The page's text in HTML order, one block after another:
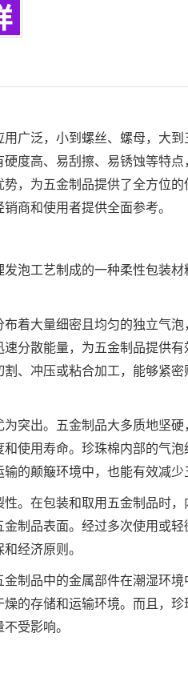
广泛，小到螺丝、螺母，大
度高、易刮擦、易锈蚀等特
，为五金制品提供了全方位
商和使用者提供全面参考。
泡工艺制成的一种柔性包装
着大量细密且均匀的独立气
分散能量，为五金制品提供
、冲压或粘合加工，能够紧
突出。五金制品大多质地坚
使用寿命。珍珠棉内部的气
的颠簸环境中，也能有效减
。在包装和取用五金制品时
制品表面。经过多次使用或
经济原则。
制品中的金属部件在潮湿环
的存储和运输环境。而且，
受影响。